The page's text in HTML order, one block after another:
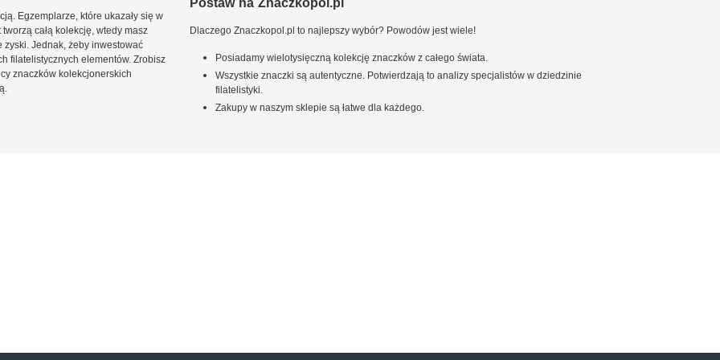
Egzemplarze, które ukazały się w
całą kolekcję, wtedy masz
Jednak, żeby inwestować
filatelistycznych elementów. Zrobisz
znaczków kolekcjonerskich
Dlaczego Znaczkopol.pl to najlepszy wybór? Powodów jest wiele!
Posiadamy wielotysięczną kolekcję znaczków z całego świata.
Wszystkie znaczki są autentyczne. Potwierdzają to analizy specjalistów w dziedzinie
filatelistyki.
Zakupy w naszym sklepie są łatwe dla każdego.